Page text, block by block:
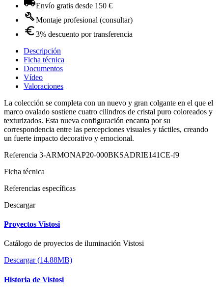
Envío gratis desde 150 €
Montaje profesional (consultar)
3% descuento por transferencia
Descripción
Ficha técnica
Documentos
Vídeo
Valoraciones
La colección se completa con un nuevo y gran colgante en el que el
marco ovalado sostiene cuatro cilindros de cristal puro coloreados y
texturizados. Esta nueva configuración encanta por su
correspondencia entre las percepciones visuales y táctiles, creando
un fuerte impacto decorativo y emocional.
Referencia 3-ARMONAP20-000BKSADRIE141CE-f9
Ficha técnica
Referencias específicas
Descargar
Proyectos Vistosi
Catálogo de proyectos de iluminación Vistosi
Descargar (14.88MB)
Historia de Vistosi